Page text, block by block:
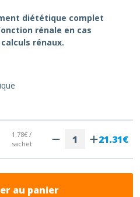
diététique complet
rénale en cas
rénaux.
1.78€ /
sachet
21.31€
au panier